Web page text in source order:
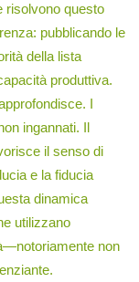
risolvono questo
pubblicando le
della lista
produttiva.
I
ingannati. Il
il senso di
e la fiducia
dinamica
utilizzano
non